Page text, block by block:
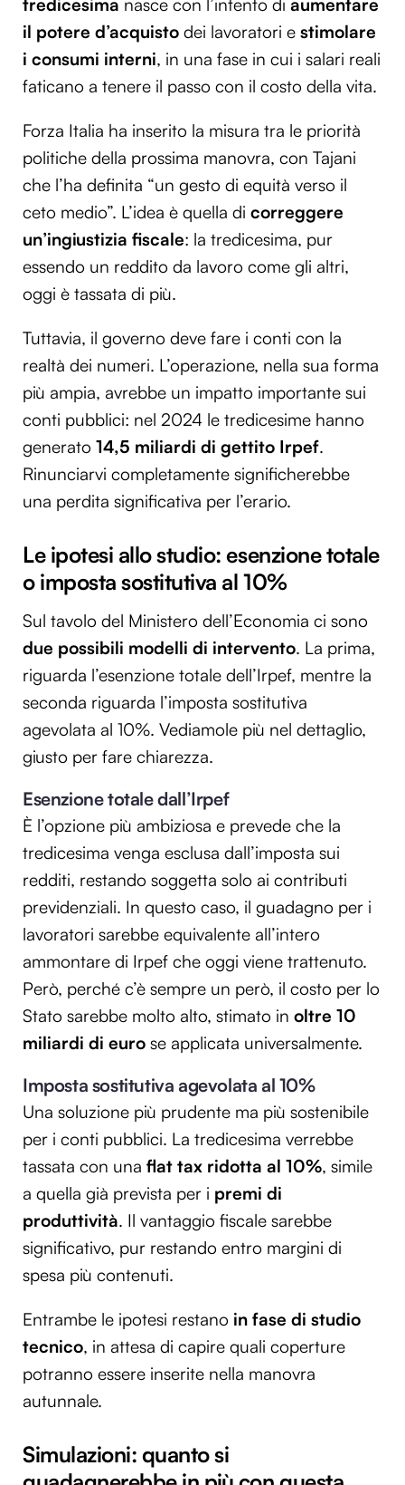
il potere d’acquisto dei lavoratori e stimolare
i consumi interni, in una fase in cui i salari reali
faticano a tenere il passo con il costo della vita.
Forza Italia ha inserito la misura tra le priorità
politiche della prossima manovra, con Tajani
che l’ha definita “un gesto di equità verso il
ceto medio”. L’idea è quella di correggere
un’ingiustizia fiscale: la tredicesima, pur
essendo un reddito da lavoro come gli altri,
oggi è tassata di più.
Tuttavia, il governo deve fare i conti con la
realtà dei numeri. L’operazione, nella sua forma
più ampia, avrebbe un impatto importante sui
conti pubblici: nel 2024 le tredicesime hanno
generato 14,5 miliardi di gettito Irpef.
Rinunciarvi completamente significherebbe
una perdita significativa per l’erario.
Le ipotesi allo studio: esenzione totale
o imposta sostitutiva al 10%
Sul tavolo del Ministero dell’Economia ci sono
due possibili modelli di intervento. La prima,
riguarda l’esenzione totale dell’Irpef, mentre la
seconda riguarda l’imposta sostitutiva
agevolata al 10%. Vediamole più nel dettaglio,
giusto per fare chiarezza.
Esenzione totale dall’Irpef
È l’opzione più ambiziosa e prevede che la
tredicesima venga esclusa dall’imposta sui
redditi, restando soggetta solo ai contributi
previdenziali. In questo caso, il guadagno per i
lavoratori sarebbe equivalente all’intero
ammontare di Irpef che oggi viene trattenuto.
Però, perché c’è sempre un però, il costo per lo
Stato sarebbe molto alto, stimato in oltre 10
miliardi di euro se applicata universalmente.
Imposta sostitutiva agevolata al 10%
Una soluzione più prudente ma più sostenibile
per i conti pubblici. La tredicesima verrebbe
tassata con una flat tax ridotta al 10%, simile
a quella già prevista per i premi di
produttività. Il vantaggio fiscale sarebbe
significativo, pur restando entro margini di
spesa più contenuti.
Entrambe le ipotesi restano in fase di studio
tecnico, in attesa di capire quali coperture
potranno essere inserite nella manovra
autunnale.
Simulazioni: quanto si